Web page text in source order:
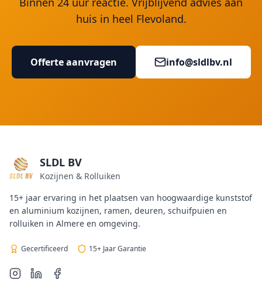
huis in heel Flevoland.
Offerte aanvragen info@sldlbv.nl
SLDL BV
Kozijnen & Rolluiken
15+ jaar ervaring in het plaatsen van hoogwaardige kunststof
en aluminium kozijnen, ramen, deuren, schuifpuien en
rolluiken in Almere en omgeving.
Gecertificeerd 15+ Jaar Garantie